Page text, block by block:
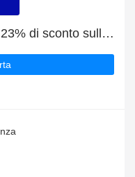
Grande risparmio felice con 23% di sconto sulle ultime offerte